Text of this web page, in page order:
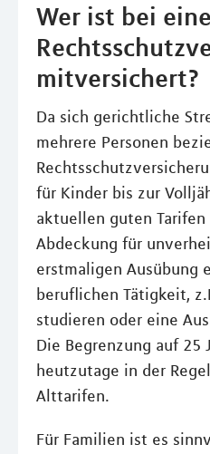
Wer ist bei
mitversichert?
Da sich gerichtliche
mehrere Personen
für Kinder bis zur
aktuellen guten
Abdeckung für
erstmaligen Ausübung
beruflichen Tätigkeit,
studieren oder eine
Die Begrenzung auf 25
heutzutage in der
Alttarifen.
Für Familien ist es